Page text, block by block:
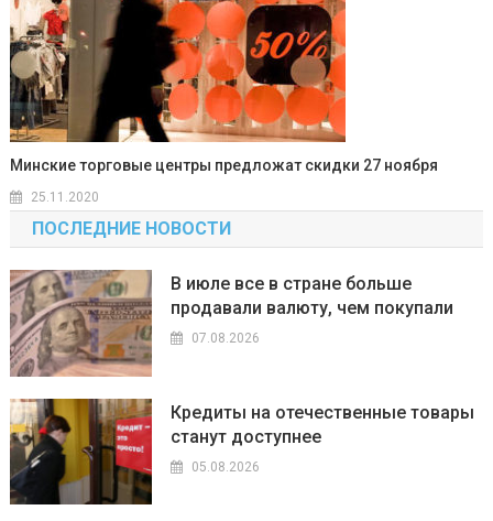
Минские торговые центры предложат скидки 27 ноября
25.11.2020
ПОСЛЕДНИЕ НОВОСТИ
В июле все в стране больше
продавали валюту, чем покупали
07.08.2026
Кредиты на отечественные товары
станут доступнее
05.08.2026